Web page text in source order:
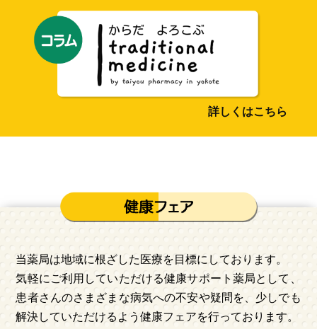
詳しくはこちら
当薬局は地域に根ざした医療を目標にしております。
気軽にご利用していただける健康サポート薬局として、
患者さんのさまざまな病気への不安や疑問を、少しでも
解決していただけるよう健康フェアを行っております。